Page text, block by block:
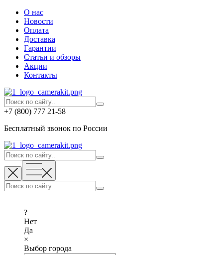
О нас
Новости
Оплата
Доставка
Гарантии
Статьи и обзоры
Акции
Контакты
+7 (800) 777 21-58
Бесплатный звонок по России
?
Нет
Да
×
Выбор города